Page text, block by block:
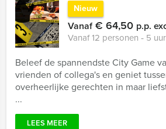
Nieuw
Vanaf€ 64,50 p.p.
Vanaf 12 personen ‐ 5 uur
Beleef de spannendste City Game
vrienden of collega's en geniet
overheerlijke gerechten in maar
...
LEES MEER